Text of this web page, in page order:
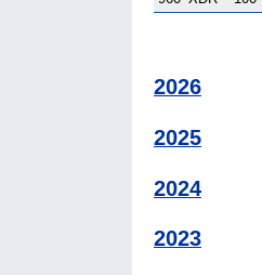
2026
2025
2024
2023